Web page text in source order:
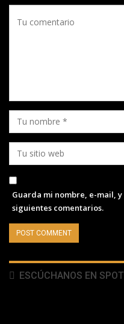
Guarda mi nombre, e-mail,
siguientes comentarios.
ESCÚCHANOS EN